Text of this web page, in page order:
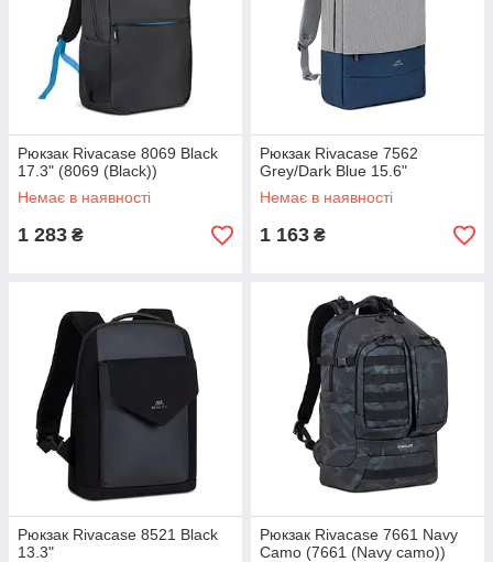
Рюкзак Rivacase 8069 Black
17.3" (8069 (Black))
Немає в наявності
1 283 ₴
Рюкзак Rivacase 7562
Grey/Dark Blue 15.6"
Немає в наявності
1 163 ₴
Рюкзак Rivacase 8521 Black
13.3"
Рюкзак Rivacase 7661 Navy
Camo (7661 (Navy camo))